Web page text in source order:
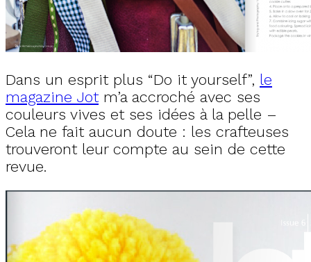
Dans un esprit plus “Do it yourself”, le
magazine Jot m’a accroché avec ses
couleurs vives et ses idées à la pelle –
Cela ne fait aucun doute : les crafteuses
trouveront leur compte au sein de cette
revue.